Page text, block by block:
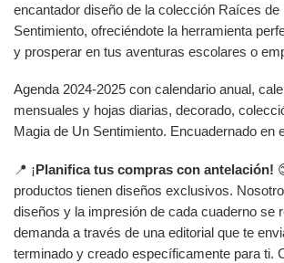
encantador diseño de la colección Raíces de
Sentimiento, ofreciéndote la herramienta
y prosperar en tus aventuras escolares o
Agenda 2024-2025 con calendario anual,
mensuales y hojas diarias, decorado,
Magia de Un Sentimiento. Encuadernado en
📍 ¡Planifica tus compras con antelación!
productos tienen diseños exclusivos.
diseños y la impresión de cada cuaderno se
demanda a través de una editorial que te
terminado y creado específicamente para ti.